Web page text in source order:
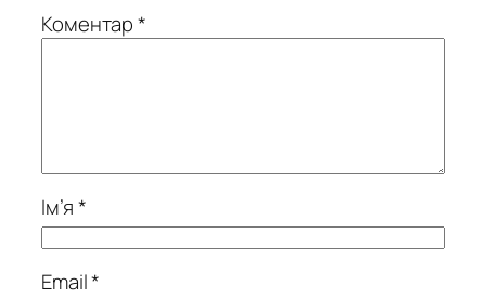
Коментар*
Ім’я*
Email*